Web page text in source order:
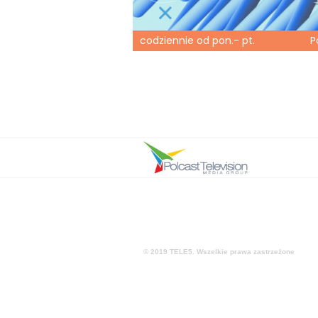
codziennie od pon.- pt.
© 2019 TELE5 . Wszelkie prawa zastrzeżone